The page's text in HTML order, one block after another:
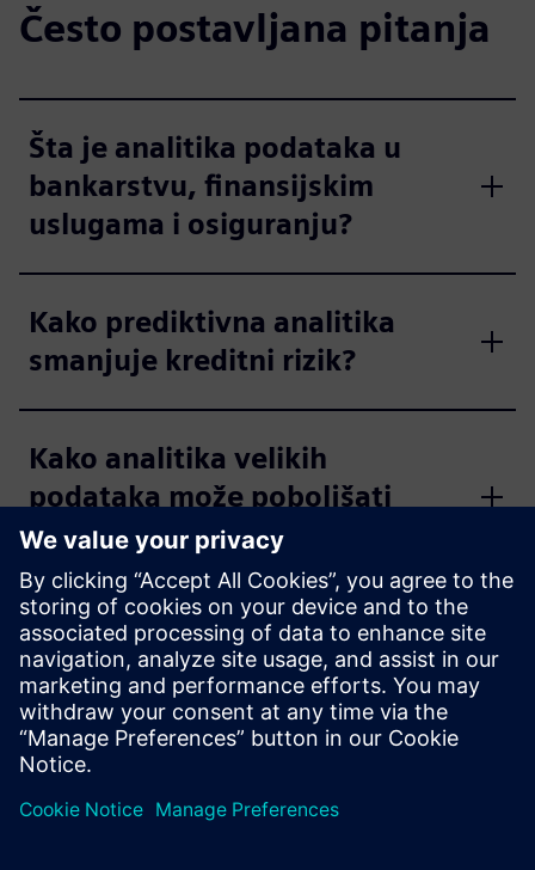
Često postavljana pitanja
Šta je analitika podataka u
bankarstvu, finansijskim
uslugama i osiguranju?
Kako prediktivna analitika
smanjuje kreditni rizik?
Kako analitika velikih
podataka može poboljšati
bankarsko poslovanje?
Šta je hipotekarna analitika i
zašto je to važno?
Kako finansijske institucije
počinju sa analitikom